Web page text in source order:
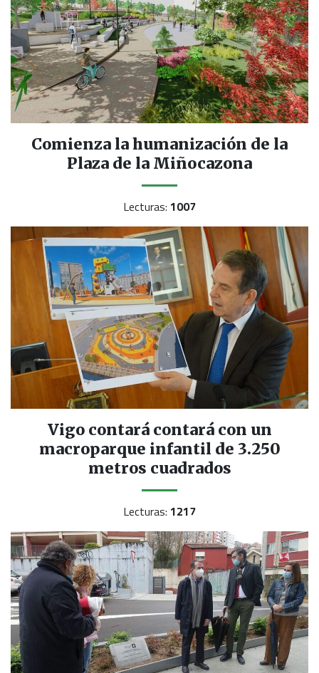
Comienza la humanización de la
Plaza de la Miñocazona
Lecturas: 1007
Vigo contará contará con un
macroparque infantil de 3.250
metros cuadrados
Lecturas: 1217